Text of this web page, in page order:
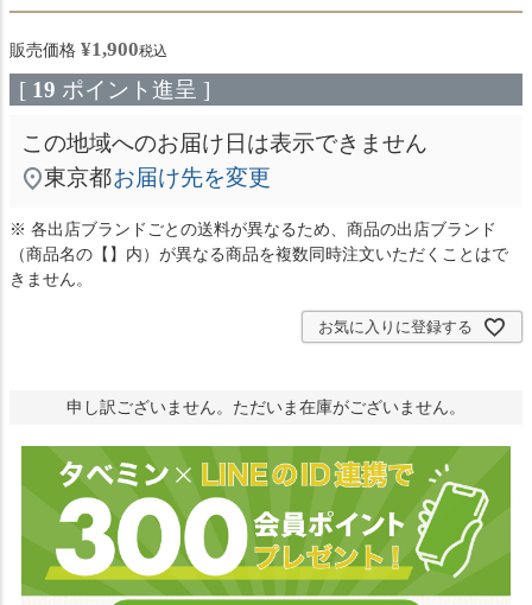
販売価格 ¥1,900税込
[ 19 ポイント進呈 ]
この地域へのお届け日は表示できません
東京都お届け先を変更
※ 各出店ブランドごとの送料が異なるため、商品の出店ブランド
（商品名の【】内）が異なる商品を複数同時注文いただくことはで
きません。
お気に入りに登録する
申し訳ございません。ただいま在庫がございません。